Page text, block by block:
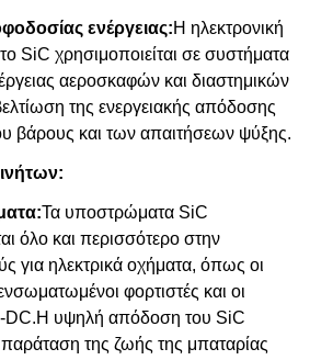
ενέργειας:Η ηλεκτρονική
SiC χρησιμοποιείται σε συστήματα
αεροσκαφών και διαστημικών
της ενεργειακής απόδοσης
βάρους και των απαιτήσεων ψύξης.
Τα υποστρώματα SiC
όλο και περισσότερο στην
για ηλεκτρικά οχήματα, όπως οι
φορτιστές και οι
DC.Η υψηλή απόδοση του SiC
της ζωής της μπαταρίας